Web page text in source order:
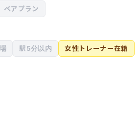
ペアプラン
駅5分以内 女性トレーナー在籍